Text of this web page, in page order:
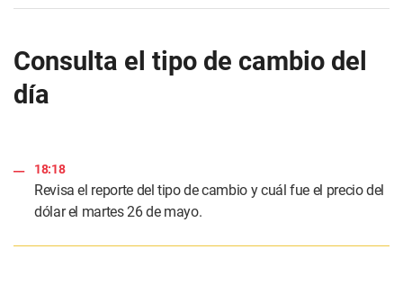
o
1
m
e
e
Consulta el tipo de cambio del
día
18:18
Revisa el reporte del tipo de cambio y cuál fue el precio del
dólar el martes 26 de mayo.